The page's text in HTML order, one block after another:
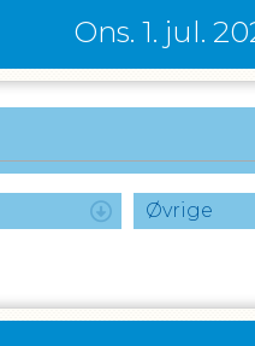
Ons. 1. jul.
Øvrige